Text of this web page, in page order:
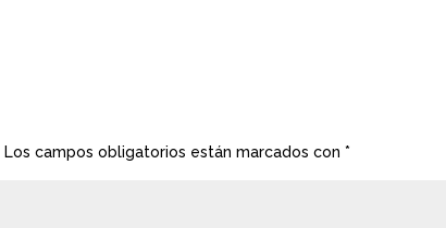
Los campos obligatorios están marcados con*